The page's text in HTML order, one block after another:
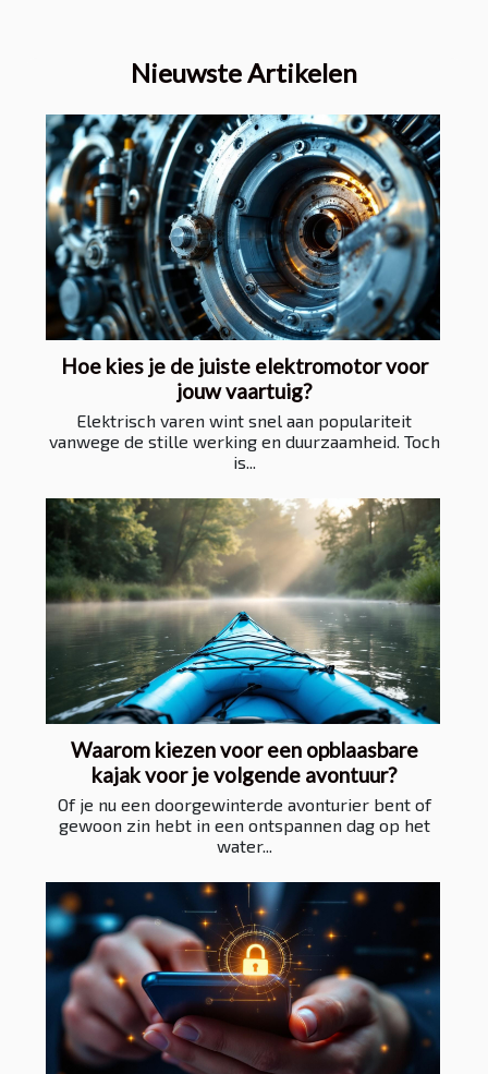
Nieuwste Artikelen
Hoe kies je de juiste elektromotor voor
jouw vaartuig?
Elektrisch varen wint snel aan populariteit
vanwege de stille werking en duurzaamheid. Toch
is...
Waarom kiezen voor een opblaasbare
kajak voor je volgende avontuur?
Of je nu een doorgewinterde avonturier bent of
gewoon zin hebt in een ontspannen dag op het
water...